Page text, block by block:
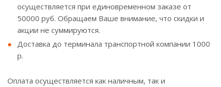
осуществляется при единовременном заказе от
50000 руб. Обращаем Ваше внимание, что скидки и
акции не суммируются.
Доставка до терминала транспортной компании 1000
р.
Оплата осуществляется как наличным, так и